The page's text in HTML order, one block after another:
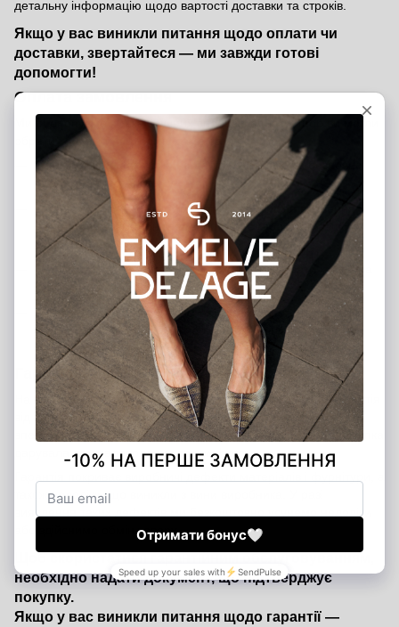
детальну інформацію щодо вартості доставки та строків.
Якщо у вас виникли питання щодо оплати чи
доставки, звертайтеся — ми завжди готові
допомогти!
Оплата замовлення
Ми пропонуємо кілька зручних способів оплати, щоб ви могли
обрати той, який підходить саме вам:
Банківською карткою на сайті
— швидко та безпечно
через платіжну систему
Післяоплата
— оплата при отриманні після внесення
передоплати 200 грн (передоплата є гарантією вашого
замовлення)
Банківський переказ— ви можете переказати кошти на
наш розрахунковий рахунок
Оплата в шоурумах— розрахуватися можна готівкою,
банківською карткою або через термінал у наших
магазинах у Києві та Харкові
Гарантія від виробника — 12 місяців
На всі вироби Emmelie Delage поширюється офіційна гарантія
від виробника строком на 12 місяців з дати покупки. Ми
впевнені у якості наших товарів і прагнемо, щоб кожна покупка
дарувала вам задоволення та комфорт.
також недоліки, що виникли з вини виробника. У разі
виявлення таких дефектів ми безкоштовно усунемо недоліки
або здійснимо обмін товару.
Щоб скористатися гарантійним обслуговуванням,
необхідно надати документ, що підтверджує
покупку.
Якщо у вас виникли питання щодо гарантії —